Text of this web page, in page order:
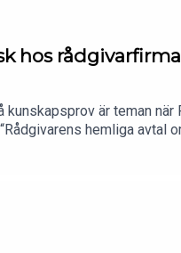
hos rådgivarfirma
är teman
hemliga
hur rådgivarfirmor får
en organisation för
Rosén ger sin
Affärsvärlden.